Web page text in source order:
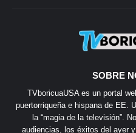
SOBRE
TVboricuaUSA es un portal
puertorriqueña e hispana de EE.
la “magia de la televisión”.
audiencias, los éxitos del ayer